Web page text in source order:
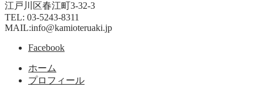
江戸川区春江町3-32-3
TEL: 03-5243-8311
MAIL:info@kamioteruaki.jp
Facebook
ホーム
プロフィール